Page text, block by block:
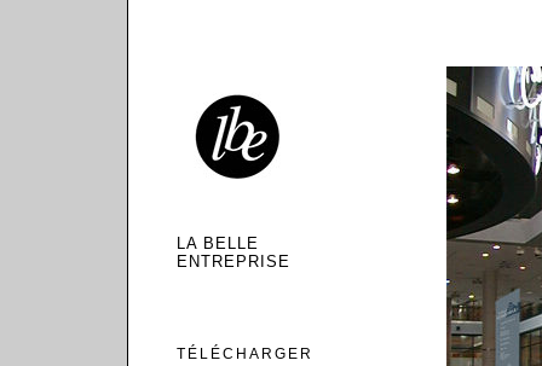
TÉLÉCHARGER
LA BELLE
ENTREPRISE